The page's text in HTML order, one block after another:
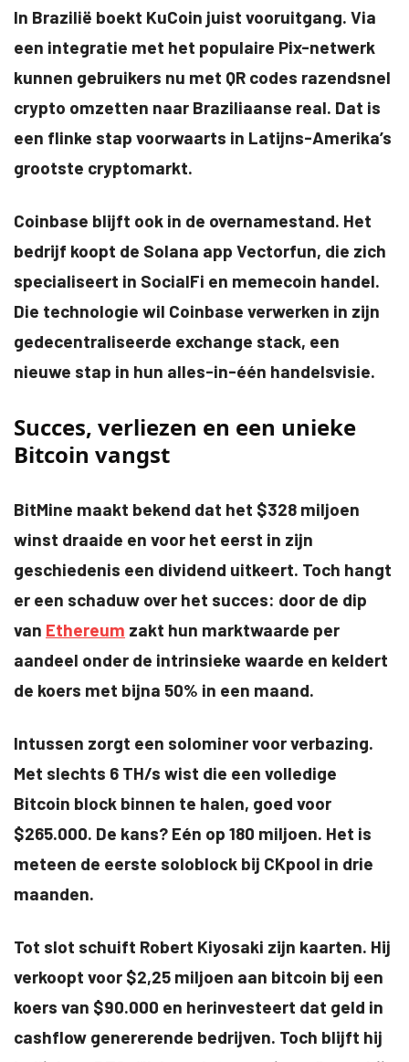
In Brazilië boekt KuCoin juist vooruitgang. Via
een integratie met het populaire Pix-netwerk
kunnen gebruikers nu met QR codes razendsnel
crypto omzetten naar Braziliaanse real. Dat is
een flinke stap voorwaarts in Latijns-Amerika’s
grootste cryptomarkt.
Coinbase blijft ook in de overnamestand. Het
bedrijf koopt de Solana app Vectorfun, die zich
specialiseert in SocialFi en memecoin handel.
Die technologie wil Coinbase verwerken in zijn
gedecentraliseerde exchange stack, een
nieuwe stap in hun alles-in-één handelsvisie.
Succes, verliezen en een unieke
Bitcoin vangst
BitMine maakt bekend dat het $328 miljoen
winst draaide en voor het eerst in zijn
geschiedenis een dividend uitkeert. Toch hangt
er een schaduw over het succes: door de dip
van Ethereum zakt hun marktwaarde per
aandeel onder de intrinsieke waarde en keldert
de koers met bijna 50% in een maand.
Intussen zorgt een solominer voor verbazing.
Met slechts 6 TH/s wist die een volledige
Bitcoin block binnen te halen, goed voor
$265.000. De kans? Eén op 180 miljoen. Het is
meteen de eerste soloblock bij CKpool in drie
maanden.
Tot slot schuift Robert Kiyosaki zijn kaarten. Hij
verkoopt voor $2,25 miljoen aan bitcoin bij een
koers van $90.000 en herinvesteert dat geld in
cashflow genererende bedrijven. Toch blijft hij